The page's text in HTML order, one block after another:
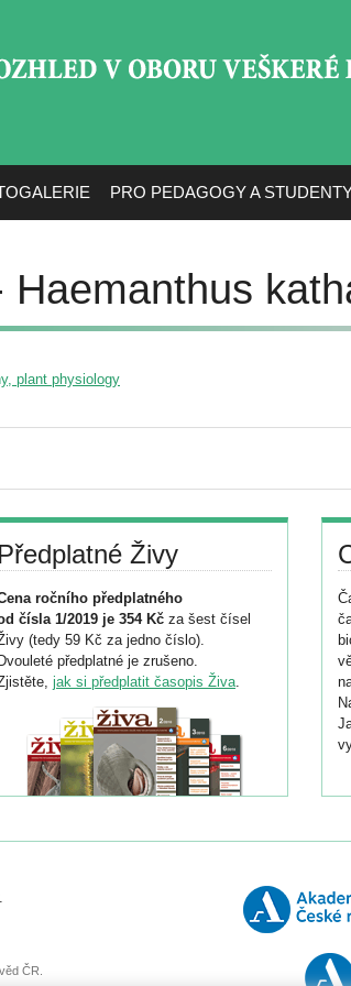
PRO PEDAGOGY A
plant physiology
Předplatné Živy
ročního předplatného
čísla 1/2019 je 354 Kč za šest čísel
(tedy 59 Kč za jedno číslo).
Dvouleté předplatné je zrušeno.
jak si předplatit časopis Živa.
ČR.